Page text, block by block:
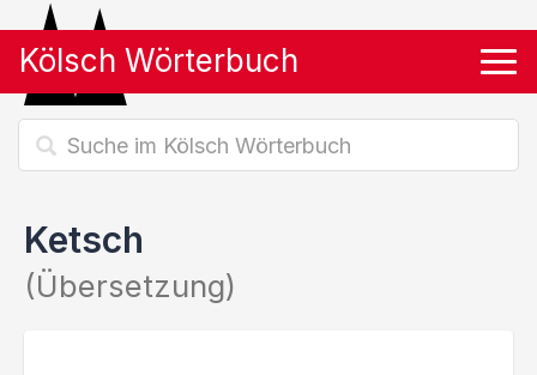
Kölsch Wörterbuch
Ketsch
(Übersetzung)